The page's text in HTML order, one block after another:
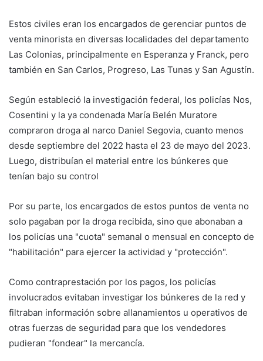
Estos civiles eran los encargados de gerenciar puntos de
venta minorista en diversas localidades del departamento
Las Colonias, principalmente en Esperanza y Franck, pero
también en San Carlos, Progreso, Las Tunas y San Agustín.
Según estableció la investigación federal, los policías Nos,
Cosentini y la ya condenada María Belén Muratore
compraron droga al narco Daniel Segovia, cuanto menos
desde septiembre del 2022 hasta el 23 de mayo del 2023.
Luego, distribuían el material entre los búnkeres que
tenían bajo su control
Por su parte, los encargados de estos puntos de venta no
solo pagaban por la droga recibida, sino que abonaban a
los policías una "cuota" semanal o mensual en concepto de
"habilitación" para ejercer la actividad y "protección".
Como contraprestación por los pagos, los policías
involucrados evitaban investigar los búnkeres de la red y
filtraban información sobre allanamientos u operativos de
otras fuerzas de seguridad para que los vendedores
pudieran "fondear" la mercancía.